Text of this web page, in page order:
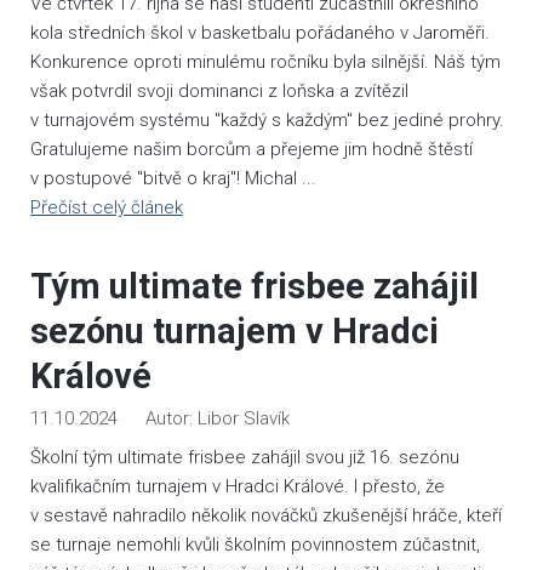
kola středních škol v basketbalu pořádaného v Jaroměři.
Konkurence oproti minulému ročníku byla silnější. Náš tým
však potvrdil svoji dominanci z loňska a zvítězil
v turnajovém systému "každý s každým" bez jediné prohry.
Gratulujeme našim borcům a přejeme jim hodně štěstí
v postupové "bitvě o kraj"! Michal ...
Přečíst celý článek
Tým ultimate frisbee zahájil
sezónu turnajem v Hradci
Králové
11.10.2024
Libor Slavík
Školní tým ultimate frisbee zahájil svou již 16. sezónu
kvalifikačním turnajem v Hradci Králové. I přesto, že
v sestavě nahradilo několik nováčků zkušenější hráče, kteří
se turnaje nemohli kvůli školním povinnostem zúčastnit,